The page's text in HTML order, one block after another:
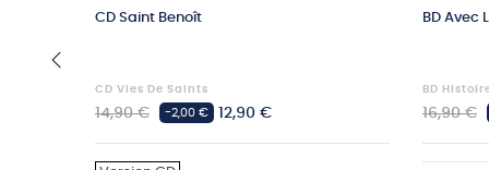
CD Saint Benoît
CD Vies De Saints
Prix
14,90 € -2,00 € Prix
12,90 €
BD Avec
BD
Prix
16,90 €